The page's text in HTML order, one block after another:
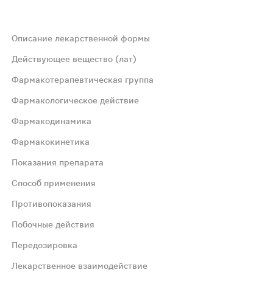
стороне.
1 ч после приема препарата. Прием пищи
у взрослых, подростков и детей в возрасте
Описание лекарственной формы
Действующее вещество (лат)
Фармакотерапевтическая группа
Фармакологическое действие
Фармакодинамика
Фармакокинетика
Показания препарата
Способ применения
Противопоказания
Побочные действия
Передозировка
Лекарственное взаимодействие